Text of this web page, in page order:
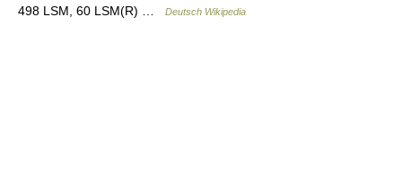
498 LSM, 60 LSM(R) …
Deutsch Wikipedia